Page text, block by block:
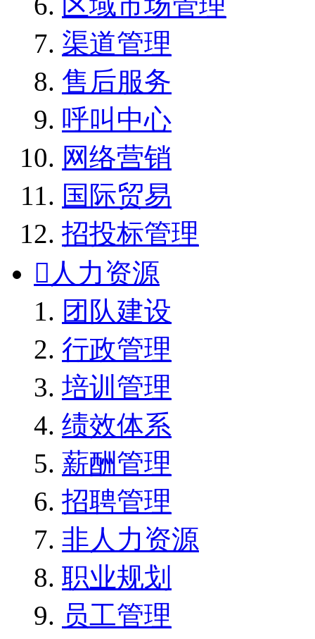
渠道管理
售后服务
呼叫中心
网络营销
国际贸易
招投标管理
 人力资源
团队建设
行政管理
培训管理
绩效体系
薪酬管理
招聘管理
非人力资源
职业规划
员工管理